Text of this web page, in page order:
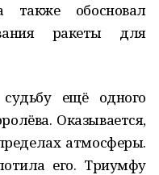
также обосновал
ракеты для
ещё одного
Оказывается,
атмосферы.
его. Триумфу